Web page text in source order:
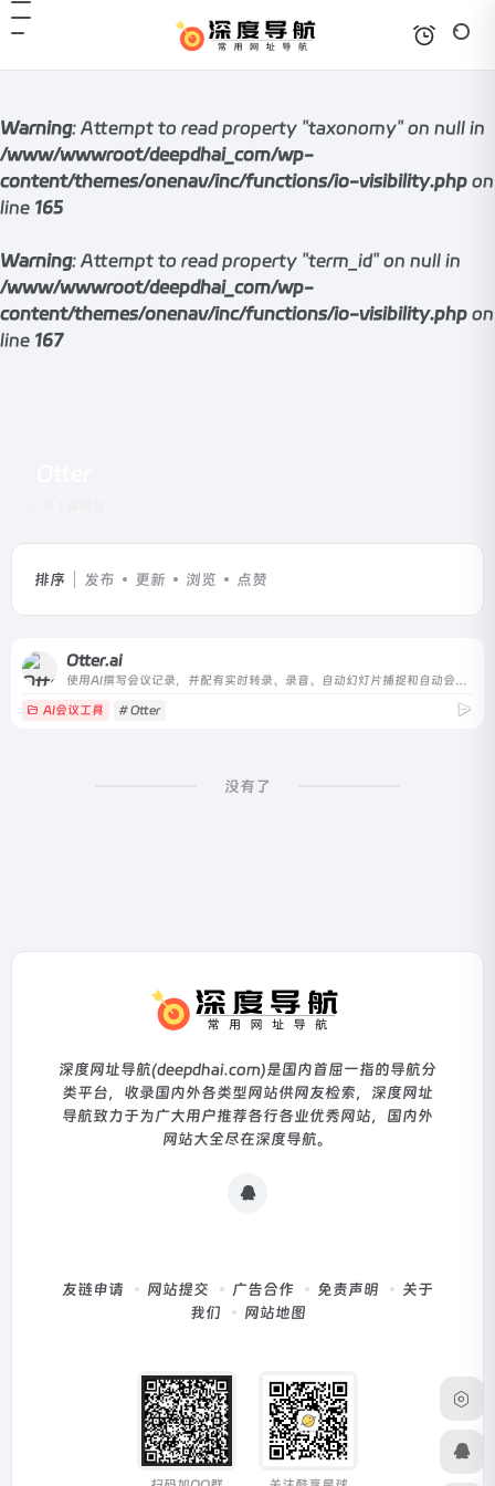
Warning: Attempt to read property "taxonomy" on null in
/www/wwwroot/deepdhai_com/wp-
content/themes/onenav/inc/functions/io-visibility.php on
line 165
Warning: Attempt to read property "term_id" on null in
/www/wwwroot/deepdhai_com/wp-
content/themes/onenav/inc/functions/io-visibility.php on
line 167
排序 发布 更新 浏览 点赞
Otter.ai
使用AI撰写会议记录，并配有实时转录、录音、自动幻灯片捕捉和自动会议摘要。
AI会议工具 # Otter
没有了
深度网址导航(deepdhai.com)是国内首屈一指的导航分
类平台，收录国内外各类型网站供网友检索，深度网址
导航致力于为广大用户推荐各行各业优秀网站，国内外
网站大全尽在深度导航。
友链申请 网站提交 广告合作 免责声明
关于
我们
网站地图